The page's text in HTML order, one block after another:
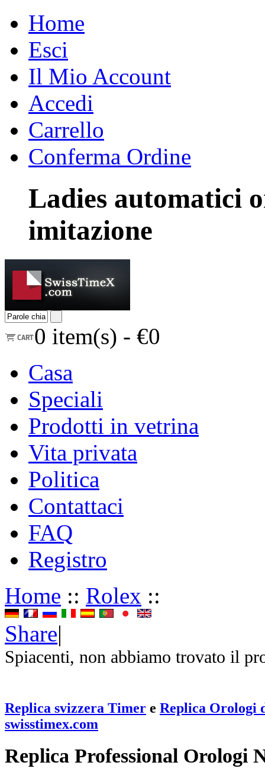
Home
Esci
Il Mio Account
Accedi
Carrello
Conferma Ordine
Ladies automatici
imitazione
0 item(s) - €0
Casa
Speciali
Prodotti in vetrina
Vita privata
Politica
Contattaci
FAQ
Registro
Home :: Rolex ::
Share|
Spiacenti, non abbiamo trovato il
Replica svizzera Timer e Replica Orologi
swisstimex.com
Replica Professional Orologi